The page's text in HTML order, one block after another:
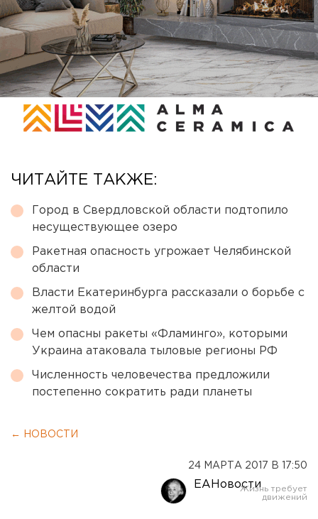
ЧИТАЙТЕ ТАКЖЕ:
Город в Свердловской области подтопило
несуществующее озеро
Ракетная опасность угрожает Челябинской
области
Власти Екатеринбурга рассказали о борьбе с
желтой водой
Чем опасны ракеты «Фламинго», которыми
Украина атаковала тыловые регионы РФ
Численность человечества предложили
постепенно сократить ради планеты
← НОВОСТИ
24 МАРТА 2017 В 17:50
ЕАНовости